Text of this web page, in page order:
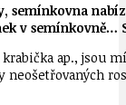
semínkovna
v semínkovně…
ap., jsou